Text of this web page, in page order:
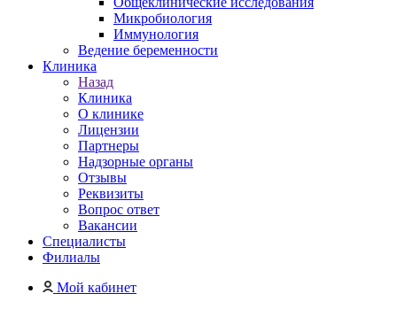
Микробиология
Иммунология
Ведение беременности
Клиника
Назад
Клиника
О клинике
Лицензии
Партнеры
Надзорные органы
Отзывы
Реквизиты
Вопрос ответ
Вакансии
Специалисты
Филиалы
Мой кабинет